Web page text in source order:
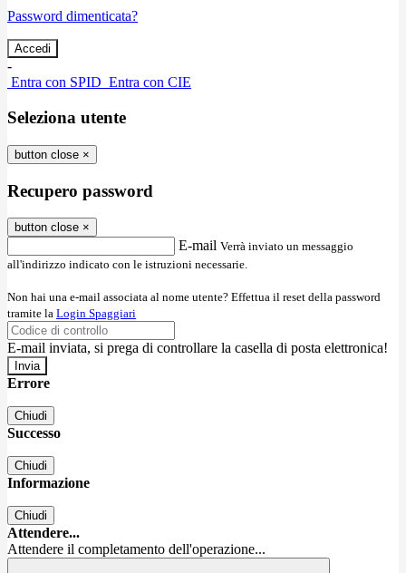
Password dimenticata?
-
Entra con SPID Entra con CIE
Seleziona utente
button close ×
Recupero password
button close ×
E-mail Verrà inviato un messaggio
all'indirizzo indicato con le istruzioni necessarie.
Non hai una e-mail associata al nome utente? Effettua il reset della password
tramite la Login Spaggiari
E-mail inviata, si prega di controllare la casella di posta elettronica!
Errore
Chiudi
Successo
Chiudi
Informazione
Chiudi
Attendere...
Attendere il completamento dell'operazione...